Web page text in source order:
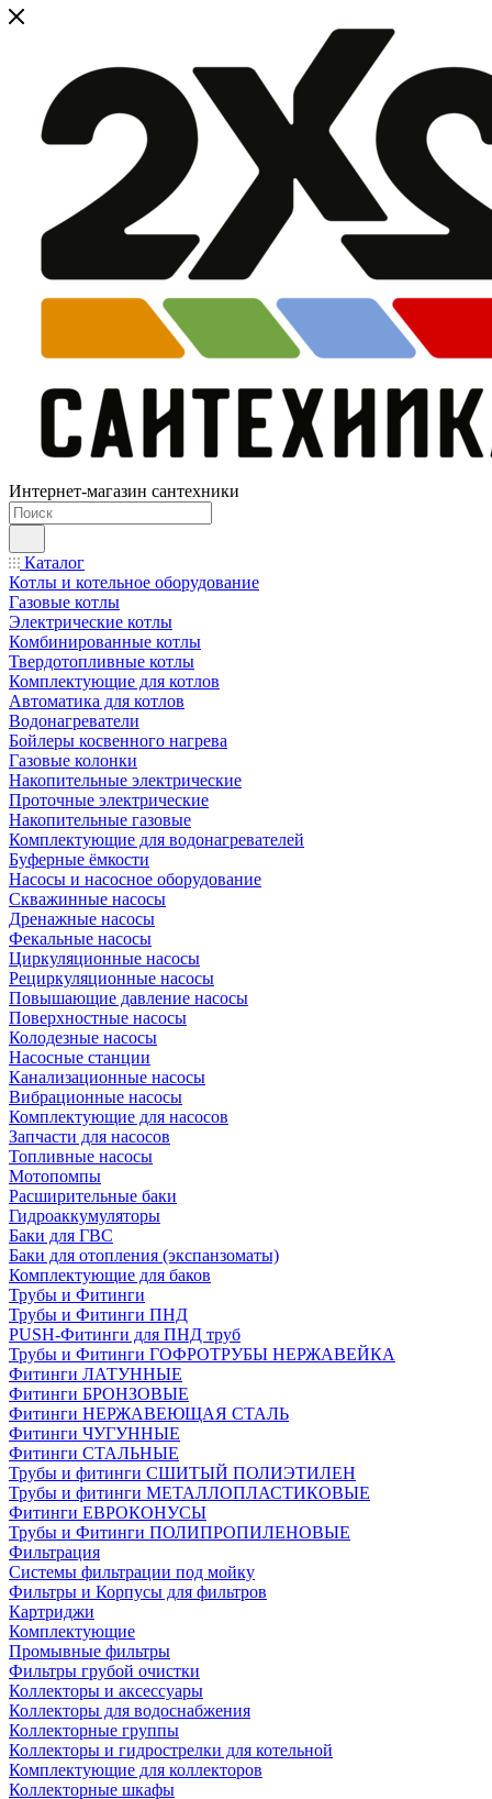
Интернет-магазин сантехники
Каталог
Котлы и котельное оборудование
Газовые котлы
Электрические котлы
Комбинированные котлы
Твердотопливные котлы
Комплектующие для котлов
Автоматика для котлов
Водонагреватели
Бойлеры косвенного нагрева
Газовые колонки
Накопительные электрические
Проточные электрические
Накопительные газовые
Комплектующие для водонагревателей
Буферные ёмкости
Насосы и насосное оборудование
Скважинные насосы
Дренажные насосы
Фекальные насосы
Циркуляционные насосы
Рециркуляционные насосы
Повышающие давление насосы
Поверхностные насосы
Колодезные насосы
Насосные станции
Канализационные насосы
Вибрационные насосы
Комплектующие для насосов
Запчасти для насосов
Топливные насосы
Мотопомпы
Расширительные баки
Гидроаккумуляторы
Баки для ГВС
Баки для отопления (экспанзоматы)
Комплектующие для баков
Трубы и Фитинги
Трубы и Фитинги ПНД
PUSH-Фитинги для ПНД труб
Трубы и Фитинги ГОФРОТРУБЫ НЕРЖАВЕЙКА
Фитинги ЛАТУННЫЕ
Фитинги БРОНЗОВЫЕ
Фитинги НЕРЖАВЕЮЩАЯ СТАЛЬ
Фитинги ЧУГУННЫЕ
Фитинги СТАЛЬНЫЕ
Трубы и фитинги СШИТЫЙ ПОЛИЭТИЛЕН
Трубы и фитинги МЕТАЛЛОПЛАСТИКОВЫЕ
Фитинги ЕВРОКОНУСЫ
Трубы и Фитинги ПОЛИПРОПИЛЕНОВЫЕ
Фильтрация
Системы фильтрации под мойку
Фильтры и Корпусы для фильтров
Картриджи
Комплектующие
Промывные фильтры
Фильтры грубой очистки
Коллекторы и аксессуары
Коллекторы для водоснабжения
Коллекторные группы
Коллекторы и гидрострелки для котельной
Комплектующие для коллекторов
Коллекторные шкафы